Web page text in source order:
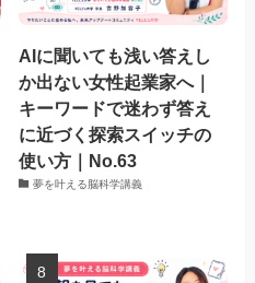
AIに聞いても浅い答えし
か出ない女性起業家へ｜
キーワードで迷わず答え
に近づく探索スイッチの
使い方｜No.63
夢を叶える脳科学講義